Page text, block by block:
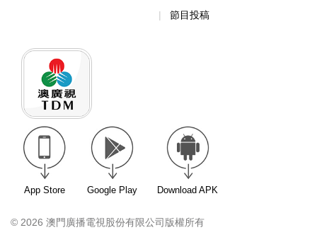
節目投稿
App Store Google Play Download APK
© 2026 澳門廣播電視股份有限公司版權所有